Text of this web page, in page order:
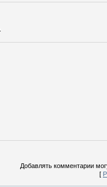
Добавлять комментарии
[